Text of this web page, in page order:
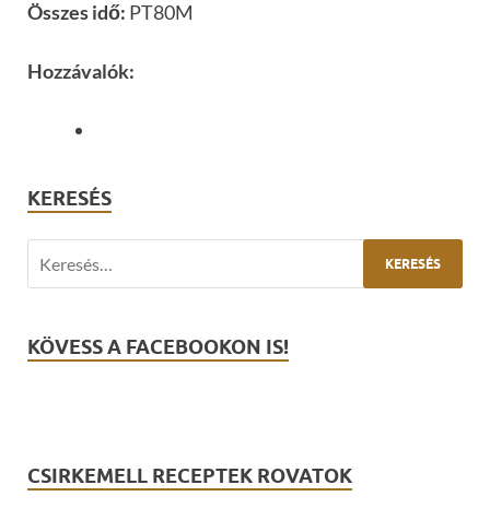
Összes idő: PT80M
Hozzávalók:
KERESÉS
KÖVESS A FACEBOOKON IS!
CSIRKEMELL RECEPTEK ROVATOK